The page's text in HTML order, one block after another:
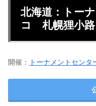
北海道：トー
コ 札幌狸小路
開催： トーナメントセン